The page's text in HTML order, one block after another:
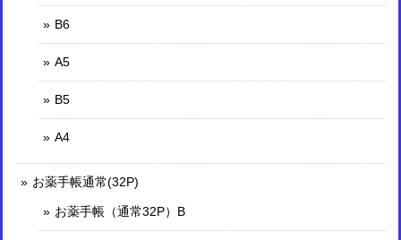
B6
A5
B5
A4
お薬手帳通常(32P)
お薬手帳（通常32P）B